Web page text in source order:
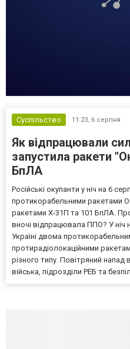
Суспільство 11:23, 6 серпня
Як відпрацювали
запустила ракети
БпЛА
Російські окупанти у ніч на 6
протикорабельними ракетами
ракетами Х-31П та 101 БпЛА.
вночі відпрацювала ППО? У ніч
Україні двома
протирадіолокаційними
різного типу. Повітряний напад
війська, підрозділи РЕБ та